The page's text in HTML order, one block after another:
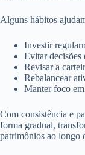
Alguns hábitos
Investir
Evitar decisões
Revisar a
Rebalancear
Manter foco
Com consistência e
forma gradual,
patrimônios ao longo